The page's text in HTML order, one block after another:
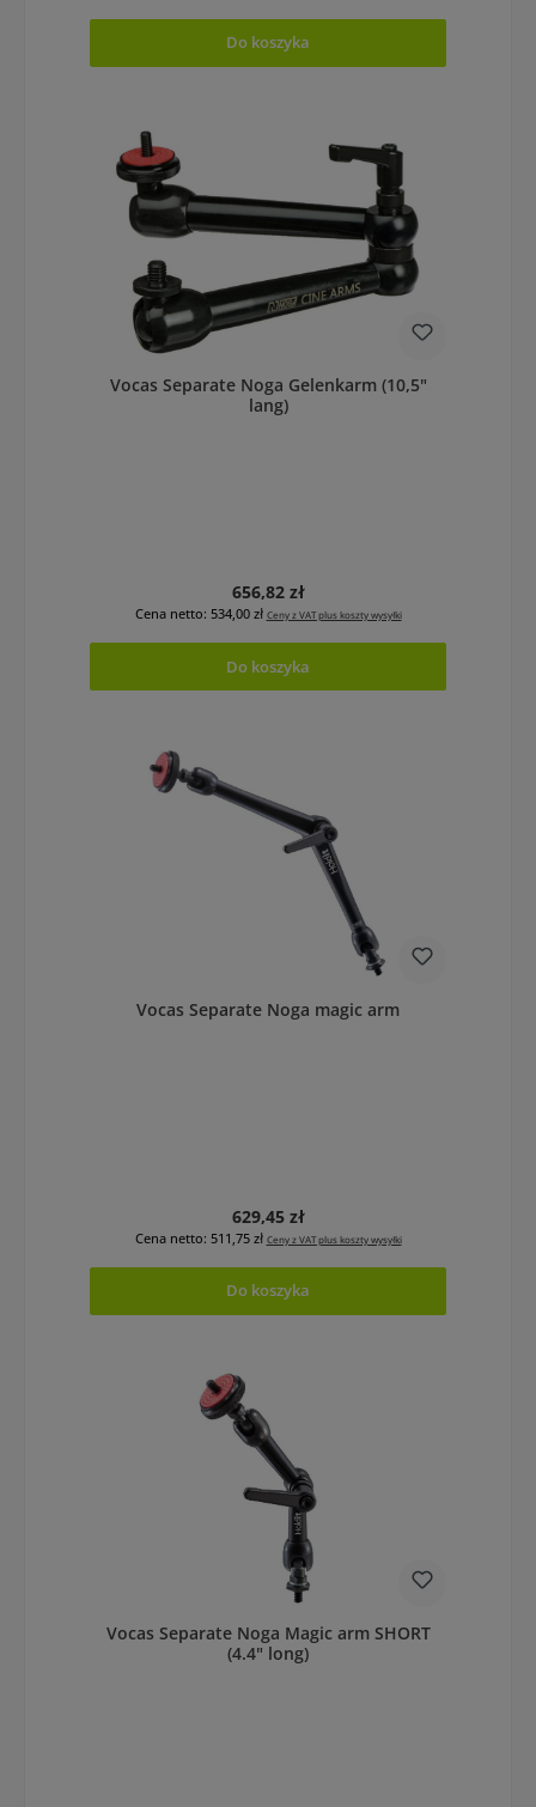
Do koszyka
Vocas Separate Noga Gelenkarm (10,5"
lang)
Cena regularna:
656,82 zł
Cena netto: 534,00 zł Ceny z VAT plus koszty wysyłki
Do koszyka
Vocas Separate Noga magic arm
Cena regularna:
629,45 zł
Cena netto: 511,75 zł Ceny z VAT plus koszty wysyłki
Do koszyka
Vocas Separate Noga Magic arm SHORT
(4.4" long)